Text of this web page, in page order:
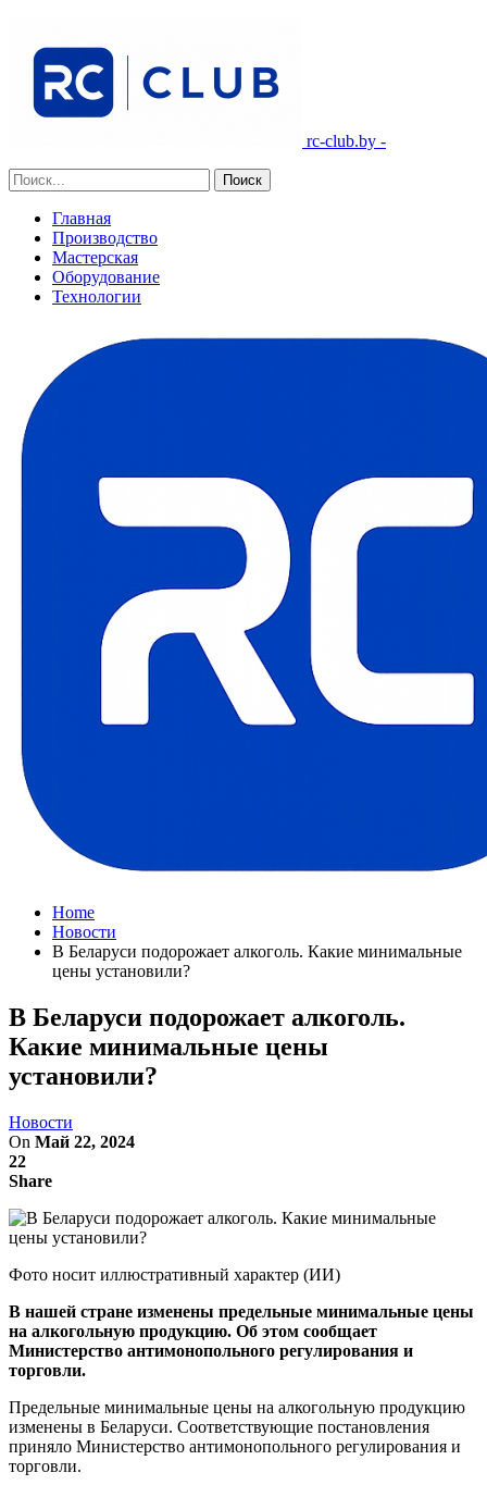
rc-club.by -
Главная
Производство
Мастерская
Оборудование
Технологии
Home
Новости
В Беларуси подорожает алкоголь. Какие минимальные
цены установили?
В Беларуси подорожает алкоголь.
Какие минимальные цены
установили?
Новости
On Май 22, 2024
22
Share
Фото носит иллюстративный характер (ИИ)
В нашей стране изменены предельные минимальные цены
на алкогольную продукцию. Об этом сообщает
Министерство антимонопольного регулирования и
торговли.
Предельные минимальные цены на алкогольную продукцию
изменены в Беларуси. Соответствующие постановления
приняло Министерство антимонопольного регулирования и
торговли.